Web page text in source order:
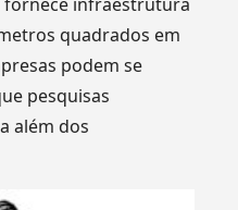
quadrados em
podem se
pesquisas
além dos